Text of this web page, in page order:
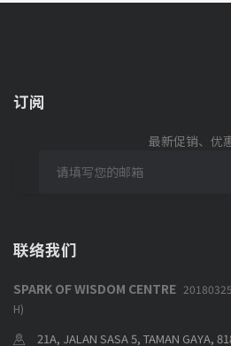
订阅
最新促销、优
联络我们
SPARK OF WISDOM CENTRE
H)
21A, JALAN SASA 5, TAMAN GAYA,